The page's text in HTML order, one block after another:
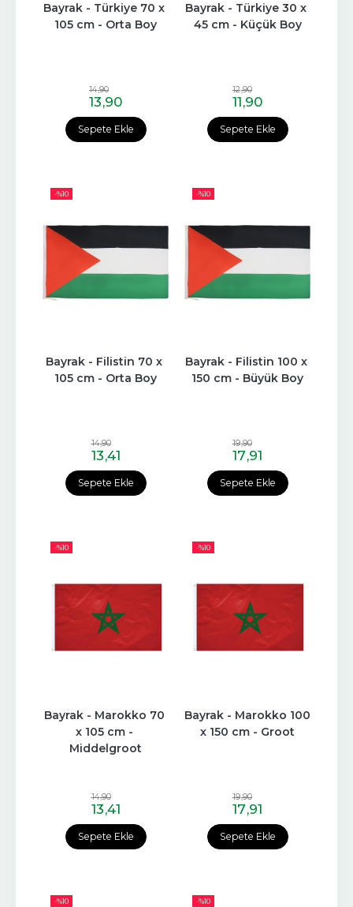
Sepete Ekle
Bayrak - Türkiye 70 x
105 cm - Orta Boy
14,90
13,90
Sepete Ekle
Bayrak - Türkiye 30 x
45 cm - Küçük Boy
12,90
11,90
-%10
Sepete Ekle
Bayrak - Filistin 70 x
105 cm - Orta Boy
14,90
13,41
-%10
Sepete Ekle
Bayrak - Filistin 100 x
150 cm - Büyük Boy
19,90
17,91
-%10
Sepete Ekle
Bayrak - Marokko 70
x 105 cm -
Middelgroot
14,90
13,41
-%10
Sepete Ekle
Bayrak - Marokko 100
x 150 cm - Groot
19,90
17,91
-%10 -%10